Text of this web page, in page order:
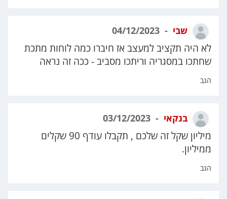
שבי
לא היה תקציב למעצב אז חיברו כמה לוחות מתכת
שחתכו במסגריה וריתכו מסביב - ככה זה נראה
הגב
בנקאי
מיליון שקל זה שלכם , תקבלו עודף 90 שקלים
ממיליון.
הגב